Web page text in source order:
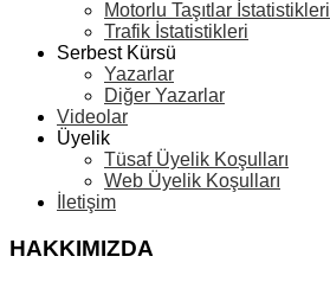
Motorlu Taşıtlar İstatistikleri
Trafik İstatistikleri
Serbest Kürsü
Yazarlar
Diğer Yazarlar
Videolar
Üyelik
Tüsaf Üyelik Koşulları
Web Üyelik Koşulları
İletişim
HAKKIMIZDA